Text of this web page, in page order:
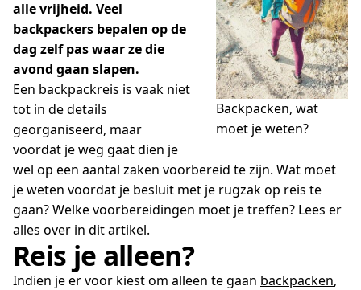
Backpacken, wat
moet je weten?
alle vrijheid. Veel
backpackers bepalen op de
dag zelf pas waar ze die
avond gaan slapen.
Een backpackreis is vaak niet
tot in de details
georganiseerd, maar
voordat je weg gaat dien je
wel op een aantal zaken voorbereid te zijn. Wat moet
je weten voordat je besluit met je rugzak op reis te
gaan? Welke voorbereidingen moet je treffen? Lees er
alles over in dit artikel.
Reis je alleen?
Indien je er voor kiest om alleen te gaan backpacken,